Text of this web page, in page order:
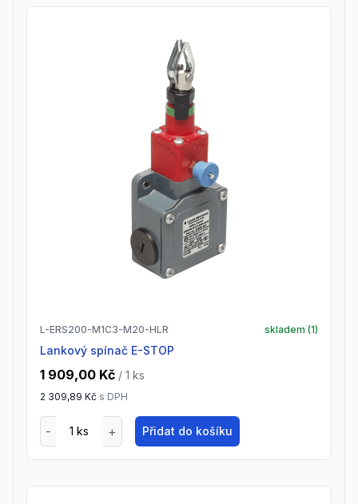
L-ERS200-M1C3-M20-HLR skladem (1)
Lankový spínač E-STOP
1 909,00 Kč / 1 ks
2 309,89 Kč s DPH
Přidat do košíku